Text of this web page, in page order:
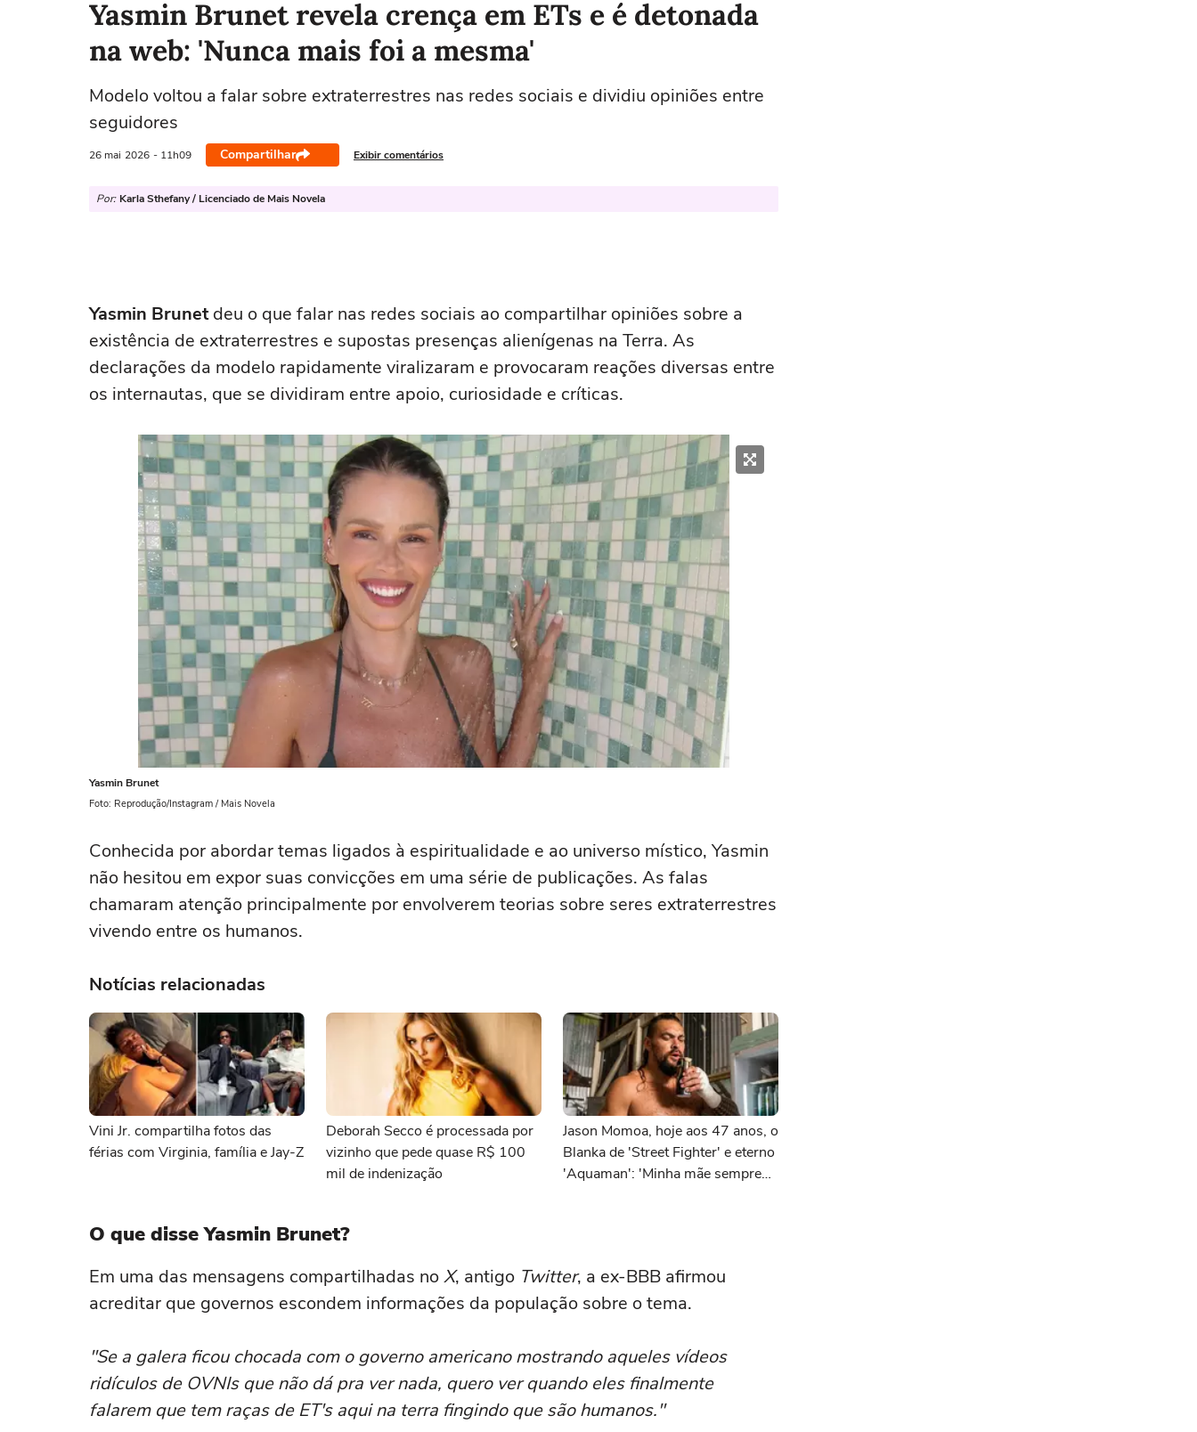
Yasmin Brunet revela crença em ETs e é detonada
na web: 'Nunca mais foi a mesma'
Modelo voltou a falar sobre extraterrestres nas redes sociais e dividiu opiniões entre
seguidores
26 mai 2026 - 11h09 Compartilhar Exibir comentários
Por: Karla Sthefany / Licenciado de Mais Novela
Yasmin Brunetdeu o que falar nas redes sociais ao compartilhar opiniões sobre a
existência de extraterrestres e supostas presenças alienígenas na Terra. As
declarações da modelo rapidamente viralizaram e provocaram reações diversas entre
os internautas, que se dividiram entre apoio, curiosidade e críticas.
Yasmin Brunet
Foto: Reprodução/Instagram / Mais Novela
Conhecida por abordar temas ligados à espiritualidade e ao universo místico, Yasmin
não hesitou em expor suas convicções em uma série de publicações. As falas
chamaram atenção principalmente por envolverem teorias sobre seres extraterrestres
vivendo entre os humanos.
Notícias relacionadas
Vini Jr. compartilha fotos das
férias com Virginia, família e Jay-Z
Deborah Secco é processada por
vizinho que pede quase R$ 100
mil de indenização
Jason Momoa, hoje aos 47 anos, o
Blanka de 'Street Fighter' e eterno
'Aquaman': 'Minha mãe sempre
O que disse Yasmin Brunet?
Em uma das mensagens compartilhadas noX, antigo Twitter, a ex-BBB afirmou
acreditar que governos escondem informações da população sobre o tema.
"Se a galera ficou chocada com o governo americano mostrando aqueles vídeos
ridículos de OVNIs que não dá pra ver nada, quero ver quando eles finalmente
falarem que tem raças de ET's aqui na terra fingindo que são humanos."